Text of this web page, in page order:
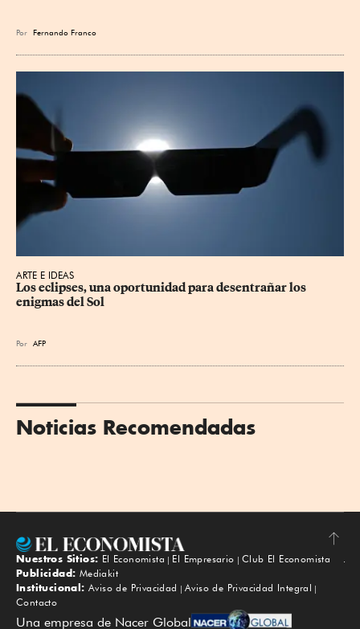
Por Fernando Franco
ARTE E IDEAS
Los eclipses, una oportunidad para desentrañar los
enigmas del Sol
Por AFP
Noticias Recomendadas
Subir
Nuestros Sitios: El Economista El Empresario
Club El Economista
Publicidad: Mediakit
Institucional: Aviso de Privacidad
Aviso de Privacidad Integral
Contacto
Una empresa de Nacer Global